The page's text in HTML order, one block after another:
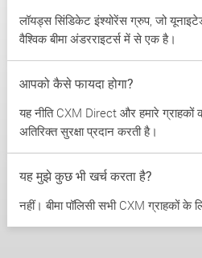
लॉयड्स सिंडिकेट इंश्योरेंस ग्रुप, जो
वैश्विक बीमा अंडरराइटर्स में से एक है।
आपको कैसे फायदा होगा?
यह नीति CXM Direct और हमारे ग्राहकों
अतिरिक्त सुरक्षा प्रदान करती है।
यह मुझे कुछ भी खर्च करता है?
नहीं। बीमा पॉलिसी सभी CXM ग्राहकों के